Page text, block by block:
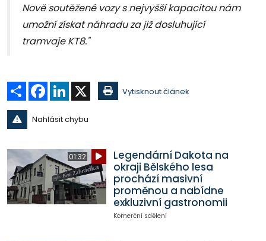
Nově soutěžené vozy s nejvyšší kapacitou nám
umožní získat náhradu za již dosluhující
tramvaje KT8."
Sdílet Facebook
LinkedIn Vytisknout článek
Nahlásit chybu
01:32
Legendární Dakota na
okraji Bělského lesa
prochází masivní
proměnou a nabídne
exkluzivní gastronomii
Komerční sdělení